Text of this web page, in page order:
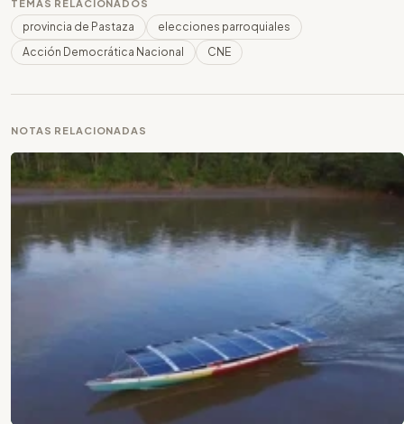
TEMAS RELACIONADOS
provincia de Pastaza
elecciones parroquiales
Acción Democrática Nacional
CNE
NOTAS RELACIONADAS